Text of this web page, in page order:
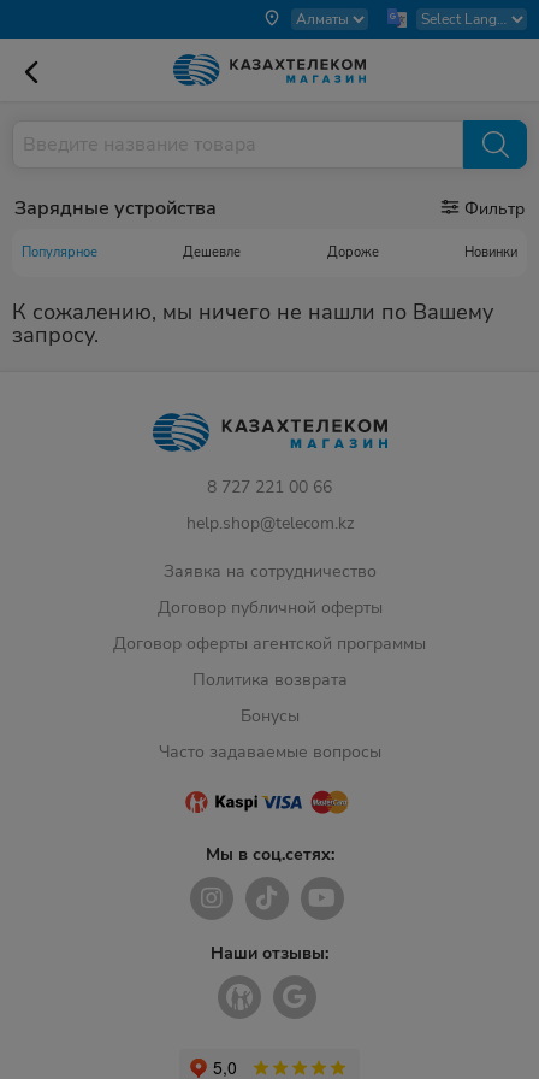
Зарядные устройства Фильтр
Популярное Дешевле Дороже Новинки
К сожалению, мы ничего не нашли по Вашему
запросу.
8 727 221 00 66
help.shop@telecom.kz
Заявка на сотрудничество
Договор публичной оферты
Договор оферты агентской программы
Политика возврата
Бонусы
Часто задаваемые вопросы
Мы в соц.сетях:
Наши отзывы: